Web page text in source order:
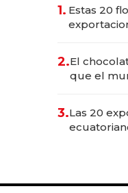
1. Estas 20
2.El
que el
3.Las 20